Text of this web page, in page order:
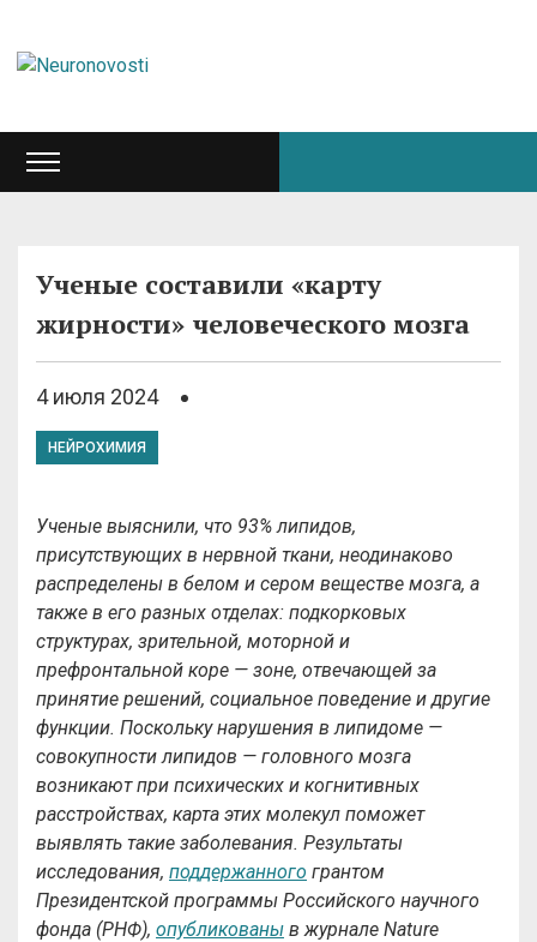
Ученые составили «карту
жирности» человеческого мозга
4 июля 2024
НЕЙРОХИМИЯ
Ученые выяснили, что 93% липидов,
присутствующих в нервной ткани, неодинаково
распределены в белом и сером веществе мозга, а
также в его разных отделах: подкорковых
структурах, зрительной, моторной и
префронтальной коре — зоне, отвечающей за
принятие решений, социальное поведение и другие
функции. Поскольку нарушения в липидоме —
совокупности липидов — головного мозга
возникают при психических и когнитивных
расстройствах, карта этих молекул поможет
выявлять такие заболевания. Результаты
исследования, поддержанного грантом
Президентской программы Российского научного
фонда (РНФ), опубликованы в журнале Nature